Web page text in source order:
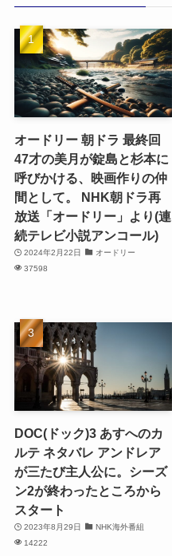
オードリー 朝ドラ 最終回
47才の美月が錠島と杉本に
呼びかける、映画作りの仲
間として。 NHK朝ドラ再
放送「オードリー」より(連
続テレビ小説アンコール)
2024年2月22日
オードリー
37598
DOC(ドック)3 あすへのカ
ルテ ネタバレ アンドレア
が三たび主人公に。シーズ
ン2が終わったところから
スタート
2023年8月29日
NHK海外番組
14222